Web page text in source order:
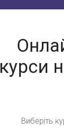
курси
Виберіть